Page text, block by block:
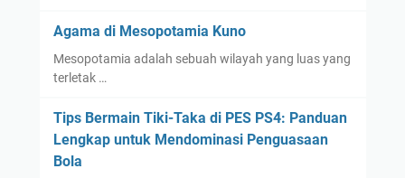
Agama di Mesopotamia Kuno
Mesopotamia adalah sebuah wilayah yang luas yang
terletak …
Tips Bermain Tiki-Taka di PES PS4: Panduan
Lengkap untuk Mendominasi Penguasaan
Bola